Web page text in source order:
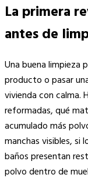
La primera
antes de
Una buena limpieza
producto o pasar
vivienda con calma.
reformadas, qué
acumulado más
manchas visibles, si
baños presentan
polvo dentro de